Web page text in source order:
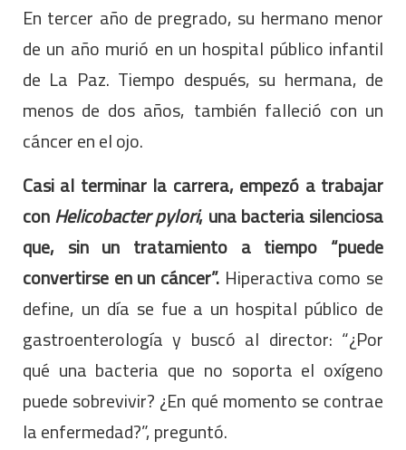
En tercer año de pregrado, su hermano menor
de un año murió en un hospital público infantil
de La Paz. Tiempo después, su hermana, de
menos de dos años, también falleció con un
cáncer en el ojo.
Casi al terminar la carrera, empezó a trabajar
conHelicobacter pylori, una bacteria silenciosa
que, sin un tratamiento a tiempo “puede
convertirse en un cáncer”. Hiperactiva como se
define, un día se fue a un hospital público de
gastroenterología y buscó al director: “¿Por
qué una bacteria que no soporta el oxígeno
puede sobrevivir? ¿En qué momento se contrae
la enfermedad?”, preguntó.